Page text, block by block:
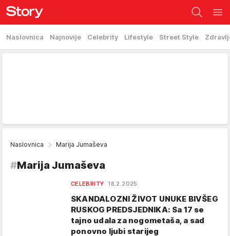
Naslovnica Najnovije Celebrity Lifestyle Street Style
Naslovnica Marija Jumaševa
#Marija Jumaševa
CELEBRITY 18.2.2025.
SKANDALOZNI ŽIVOT UNUKE BIVŠEG
RUSKOG PREDSJEDNIKA: Sa 17 se
tajno udala za nogometaša, a sad
ponovno ljubi starijeg